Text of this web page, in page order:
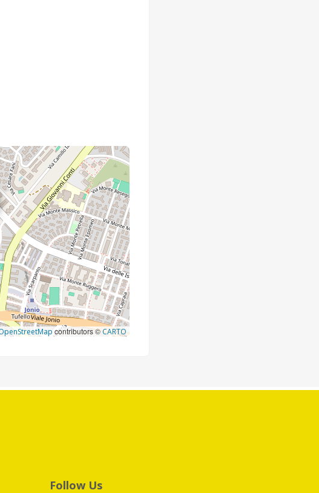
contributors ©CARTO
Follow Us